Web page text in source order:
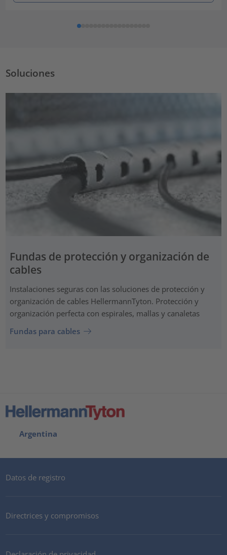
Soluciones
Fundas de protección y organización de
cables
Instalaciones seguras con las soluciones de protección y
organización de cables HellermannTyton. Protección y
organización perfecta con espirales, mallas y canaletas
Fundas para cables
Argentina
Datos de registro
Directrices y compromisos